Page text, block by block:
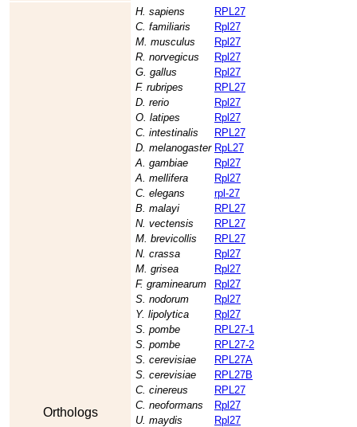
Orthologs
H. sapiens
RPL27
C. familiaris
Rpl27
M. musculus
Rpl27
R. norvegicus
Rpl27
G. gallus
Rpl27
F. rubripes
RPL27
D. rerio
Rpl27
O. latipes
Rpl27
C. intestinalis
RPL27
D. melanogaster RpL27
A. gambiae
Rpl27
A. mellifera
Rpl27
C. elegans
rpl-27
B. malayi
RPL27
N. vectensis
RPL27
M. brevicollis
RPL27
N. crassa
Rpl27
M. grisea
Rpl27
F. graminearum
Rpl27
S. nodorum
Rpl27
Y. lipolytica
Rpl27
S. pombe
RPL27-1
S. pombe
RPL27-2
S. cerevisiae
RPL27A
S. cerevisiae
RPL27B
C. cinereus
RPL27
C. neoformans
Rpl27
U. maydis
Rpl27